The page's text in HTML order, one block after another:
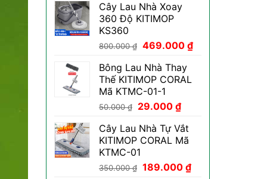
là:
350.000 ₫.
Cây Lau Nhà Xoay
360 Độ KITIMOP
KS360
800.000₫ Giá
là:
800.000 ₫.
469.000 ₫Giá
Bông Lau Nhà Thay
Thế KITIMOP CORAL
Mã KTMC-01-1
50.000₫
Giá
là:
50.000 ₫.
29.000 ₫Giá
tại
là:
Cây Lau Nhà Tự Vắt
KITIMOP CORAL Mã
KTMC-01
350.000₫ Giá
189.000 ₫Giá